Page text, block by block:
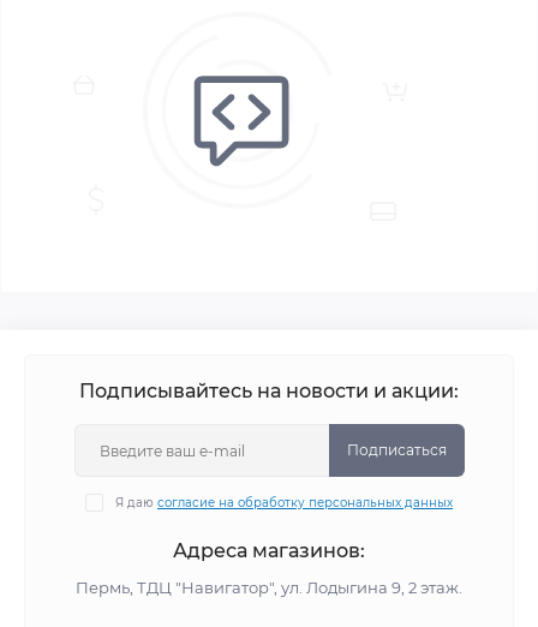
Подписывайтесь на новости и акции:
Подписаться
Я даю согласие на обработку персональных данных
Адреса магазинов:
Пермь, ТДЦ "Навигатор", ул. Лодыгина 9, 2 этаж.